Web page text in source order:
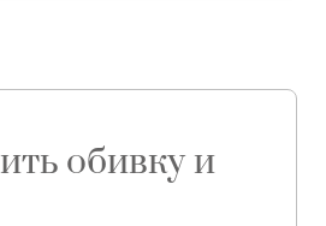
обивку и